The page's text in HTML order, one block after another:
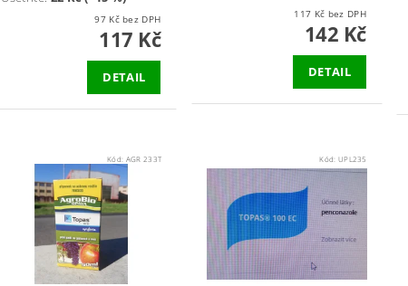
97 Kč bez DPH
117 Kč
DETAIL
117 Kč bez DPH
142 Kč
DETAIL
Kód: AGR 233T Kód: UPL235